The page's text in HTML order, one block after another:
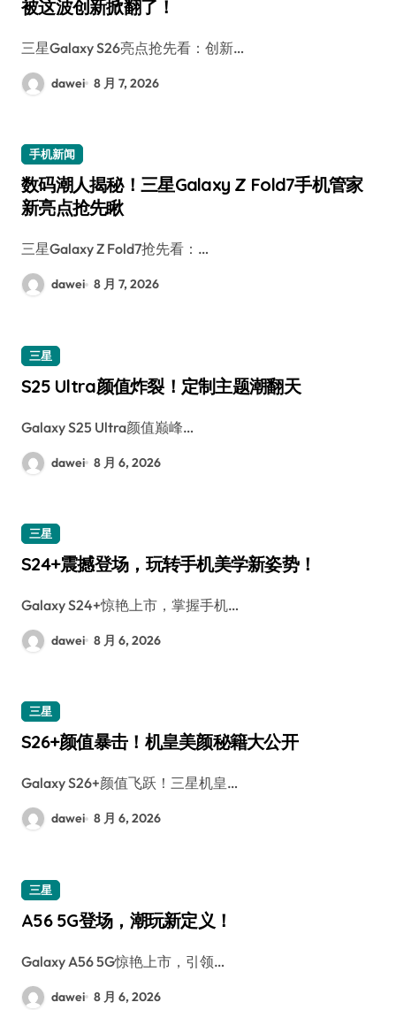
被这波创新掀翻了！
三星Galaxy S26亮点抢先看：创新…
dawei 8 月 7, 2026
手机新闻
数码潮人揭秘！三星Galaxy Z Fold7手机管家
新亮点抢先瞅
三星Galaxy Z Fold7抢先看：…
dawei 8 月 7, 2026
三星
S25 Ultra颜值炸裂！定制主题潮翻天
Galaxy S25 Ultra颜值巅峰…
dawei 8 月 6, 2026
三星
S24+震撼登场，玩转手机美学新姿势！
Galaxy S24+惊艳上市，掌握手机…
dawei 8 月 6, 2026
三星
S26+颜值暴击！机皇美颜秘籍大公开
Galaxy S26+颜值飞跃！三星机皇…
dawei 8 月 6, 2026
三星
A56 5G登场，潮玩新定义！
Galaxy A56 5G惊艳上市，引领…
dawei 8 月 6, 2026